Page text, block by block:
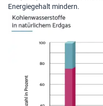
Energiegehalt mindern.